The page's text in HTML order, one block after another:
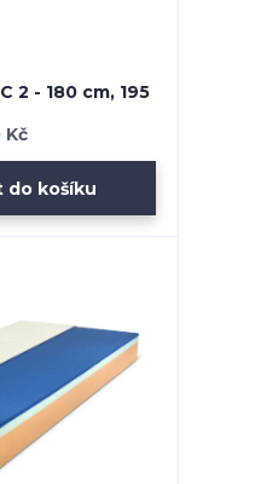
2 - 180 cm, 195
Kč
do košíku